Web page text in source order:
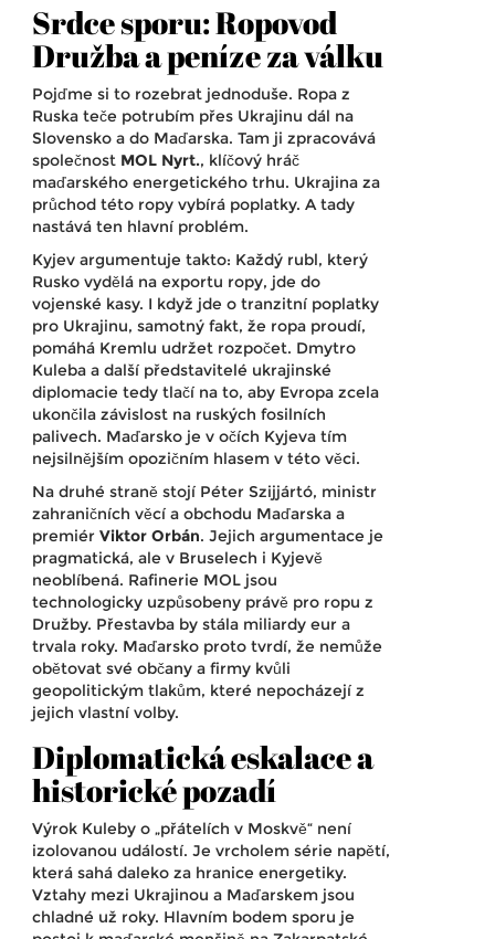
Srdce sporu: Ropovod
Družba a peníze za válku
Pojďme si to rozebrat jednoduše. Ropa z
Ruska teče potrubím přes Ukrajinu dál na
Slovensko a do Maďarska. Tam ji zpracovává
společnost MOL Nyrt., klíčový hráč
maďarského energetického trhu. Ukrajina za
průchod této ropy vybírá poplatky. A tady
nastává ten hlavní problém.
Kyjev argumentuje takto: Každý rubl, který
Rusko vydělá na exportu ropy, jde do
vojenské kasy. I když jde o tranzitní poplatky
pro Ukrajinu, samotný fakt, že ropa proudí,
pomáhá Kremlu udržet rozpočet. Dmytro
Kuleba a další představitelé ukrajinské
diplomacie tedy tlačí na to, aby Evropa zcela
ukončila závislost na ruských fosilních
palivech. Maďarsko je v očích Kyjeva tím
nejsilnějším opozičním hlasem v této věci.
Na druhé straně stojí Péter Szijjártó, ministr
zahraničních věcí a obchodu Maďarska a
premiér Viktor Orbán. Jejich argumentace je
pragmatická, ale v Bruselech i Kyjevě
neoblíbená. Rafinerie MOL jsou
technologicky uzpůsobeny právě pro ropu z
Družby. Přestavba by stála miliardy eur a
trvala roky. Maďarsko proto tvrdí, že nemůže
obětovat své občany a firmy kvůli
geopolitickým tlakům, které nepocházejí z
jejich vlastní volby.
Diplomatická eskalace a
historické pozadí
Výrok Kuleby o „přátelích v Moskvě“ není
izolovanou událostí. Je vrcholem série napětí,
která sahá daleko za hranice energetiky.
Vztahy mezi Ukrajinou a Maďarskem jsou
chladné už roky. Hlavním bodem sporu je